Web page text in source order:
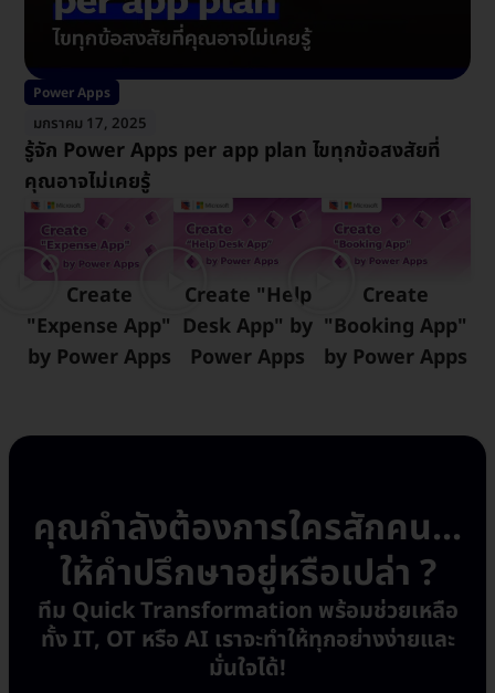
Power Apps
มกราคม 17, 2025
รู้จัก Power Apps per app plan ไขทุกข้อสงสัยที่
คุณอาจไม่เคยรู้
Create
"Expense App"
by Power Apps
Create "Help
Desk App" by
Power Apps
Create
"Booking App"
by Power Apps
คุณกำลังต้องการใครสักคน...
ให้คำปรึกษาอยู่หรือเปล่า ?
ทีม Quick Transformation พร้อมช่วยเหลือ
ทั้ง IT, OT หรือ AI เราจะทำให้ทุกอย่างง่ายและ
มั่นใจได้!